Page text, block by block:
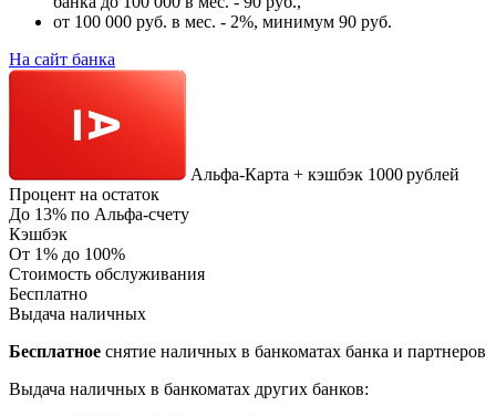
от 100 000 руб. в мес. - 2%, минимум 90 руб.
На сайт банка
Альфа‑Карта + кэшбэк 1000 рублей
Процент на остаток
До 13% по Альфа-счету
Кэшбэк
От 1% до 100%
Стоимость обслуживания
Бесплатно
Выдача наличных
Бесплатное снятие наличных в банкоматах банка и партнеров
Выдача наличных в банкоматах других банков: